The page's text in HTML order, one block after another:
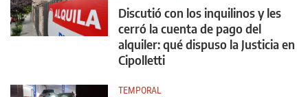
Discutió con los inquilinos y les
cerró la cuenta de pago del
alquiler: qué dispuso la Justicia en
Cipolletti
TEMPORAL